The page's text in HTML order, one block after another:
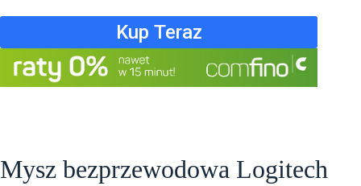
Kup Teraz
Mysz bezprzewodowa Logitech